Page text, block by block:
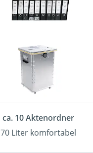
ca. 10 Aktenordner
70 Liter komfortabel